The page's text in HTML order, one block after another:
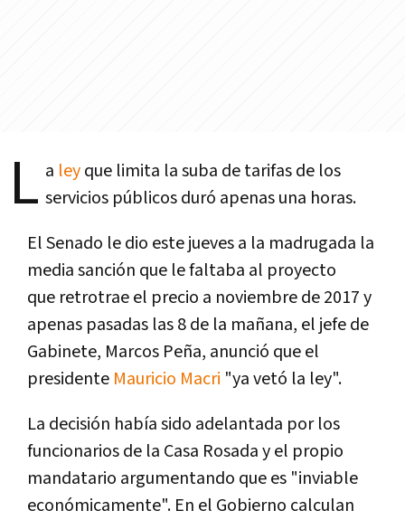
L a leyque limita la suba de tarifas de los
servicios públicos duró apenas una horas.
El Senado le dio este jueves a la madrugada la
media sanción que le faltaba al proyecto
que retrotrae el precio a noviembre de 2017 y
apenas pasadas las 8 de la mañana, el jefe de
Gabinete, Marcos Peña, anunció que el
presidente Mauricio Macri "ya vetó la ley".
La decisión habí­a sido adelantada por los
funcionarios de la Casa Rosada y el propio
mandatario argumentando que es "inviable
económicamente". En el Gobierno calculan